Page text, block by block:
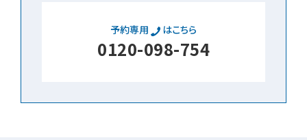
予約専用 はこちら
0120-098-754